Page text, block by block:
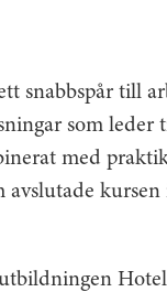
snabbspår till
som ­leder
med
avslutade